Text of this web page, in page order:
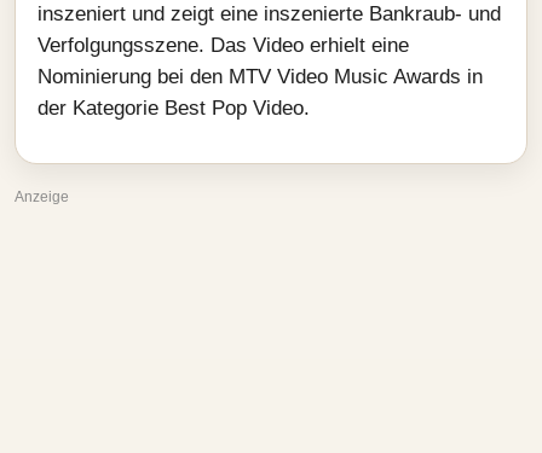
inszeniert und zeigt eine inszenierte Bankraub- und
Verfolgungsszene. Das Video erhielt eine
Nominierung bei den MTV Video Music Awards in
der Kategorie Best Pop Video.
Anzeige